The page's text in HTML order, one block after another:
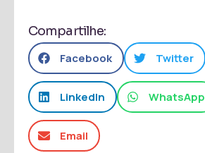
Compartilhe:
Facebook Twitter
LinkedIn WhatsApp
Email